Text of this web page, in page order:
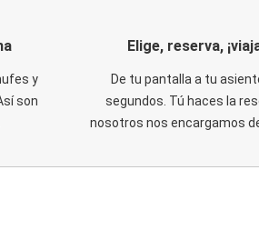
y
son
Elige, reserva,
De tu pantalla a tu
segundos. Tú haces la
nosotros nos encargamos